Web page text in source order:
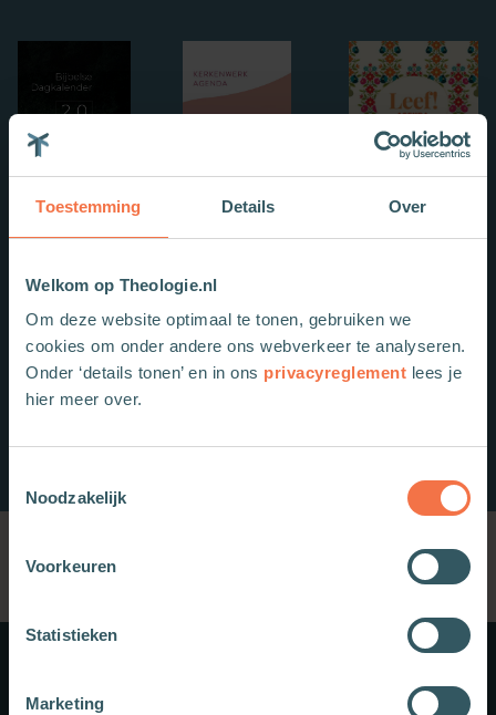
Toestemming Details Over
Welkom op Theologie.nl
Om deze website optimaal te tonen, gebruiken we
cookies om onder andere ons webverkeer te analyseren.
Onder ‘details tonen’ en in ons privacyreglement lees je
hier meer over.
Noodzakelijk
Voorkeuren
Statistieken
Marketing